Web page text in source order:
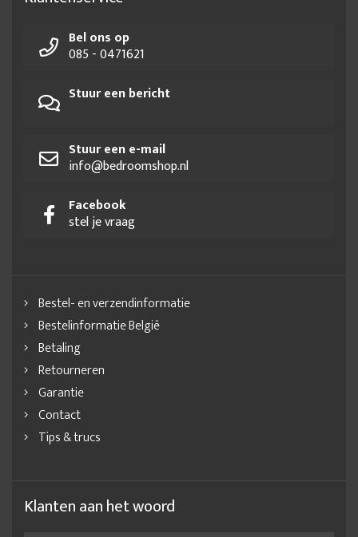
Bel ons op
085 - 0471621
Stuur een bericht
Stuur een e-mail
info@bedroomshop.nl
Facebook
stel je vraag
Bestel- en verzendinformatie
Bestelinformatie België
Betaling
Retourneren
Garantie
Contact
Tips & trucs
Klanten aan het woord